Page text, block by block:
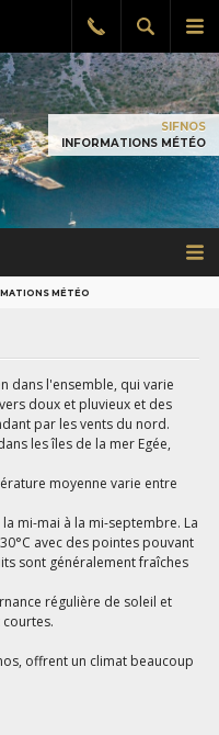
le
Afficher
la
Rappel
gratuit
SIFNOS
INFORMATIONS MÉTÉO
MÉTÉO
dans l'ensemble, qui varie
doux et pluvieux et des
par les vents du nord.
les îles de la mer Egée,
moyenne varie entre
mi-mai à la mi-septembre. La
avec des pointes pouvant
sont généralement fraîches
régulière de soleil et
offrent un climat beaucoup